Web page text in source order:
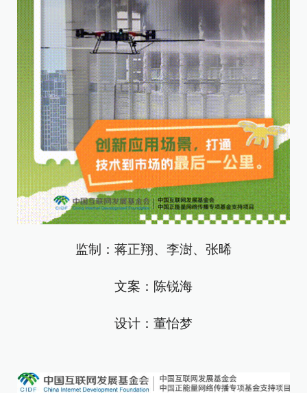
监制：蒋正翔、李澍、张晞
文案：陈锐海
设计：董怡梦